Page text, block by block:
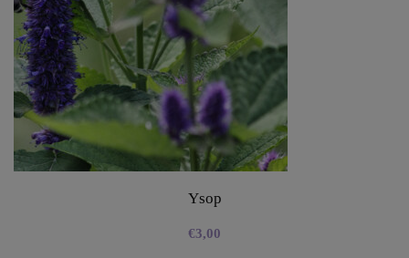
Ysop
€3,00